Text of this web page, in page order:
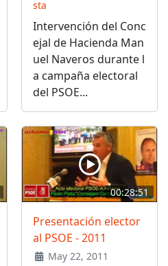
sta
Intervención del Conc
ejal de Hacienda Man
uel Naveros durante l
a campaña electoral
del PSOE...
00:28:51
Presentación elector
al PSOE - 2011
May 22, 2011